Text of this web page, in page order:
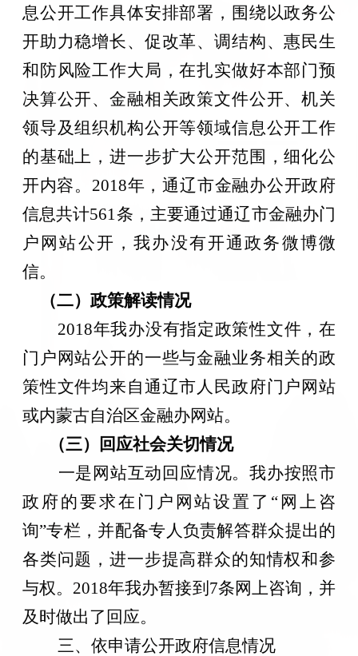
息公开工作具体安排部署，围绕以政务公
开助力稳增长、促改革、调结构、惠民生
和防风险工作大局，在扎实做好本部门预
决算公开、金融相关政策文件公开、机关
领导及组织机构公开等领域信息公开工作
的基础上，进一步扩大公开范围，细化公
开内容。2018年，通辽市金融办公开政府
信息共计561条，主要通过通辽市金融办门
户网站公开，我办没有开通政务微博微
信。
（二）政策解读情况
2018年我办没有指定政策性文件，在
门户网站公开的一些与金融业务相关的政
策性文件均来自通辽市人民政府门户网站
或内蒙古自治区金融办网站。
（三）回应社会关切情况
一是网站互动回应情况。我办按照市
政府的要求在门户网站设置了“网上咨
询”专栏，并配备专人负责解答群众提出的
各类问题，进一步提高群众的知情权和参
与权。2018年我办暂接到 7条网上咨询，并
及时做出了回应。
三、依申请公开政府信息情况